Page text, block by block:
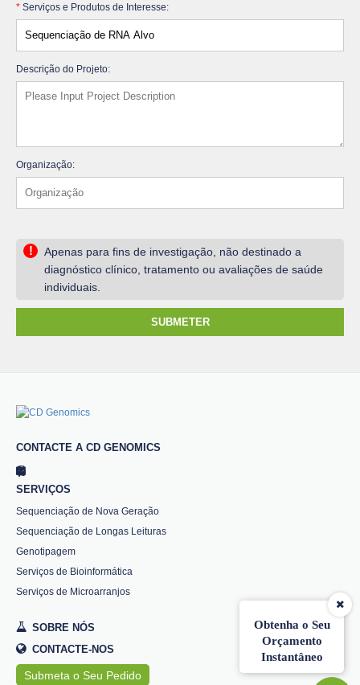
Obtenha o Seu
Orçamento
Instantâneo
* Serviços e Produtos de Interesse:
Descrição do Projeto:
Organização:
!
Apenas para fins de investigação, não destinado a
diagnóstico clínico, tratamento ou avaliações de saúde
individuais.
SUBMETER
CONTACTE A CD GENOMICS
SERVIÇOS
Sequenciação de Nova Geração
Sequenciação de Longas Leituras
Genotipagem
Serviços de Bioinformática
Serviços de Microarranjos
SOBRE NÓS
CONTACTE-NOS
Submeta o Seu Pedido